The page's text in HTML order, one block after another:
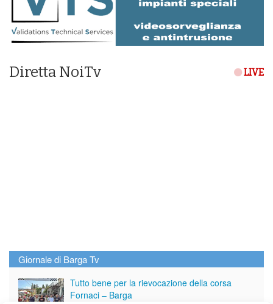
Diretta NoiTv LIVE
Giornale di Barga Tv
Tutto bene per la rievocazione della corsa
Fornaci – Barga